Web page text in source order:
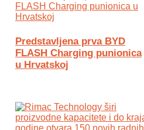
Predstavljena prva BYD
FLASH Charging punionica
u Hrvatskoj